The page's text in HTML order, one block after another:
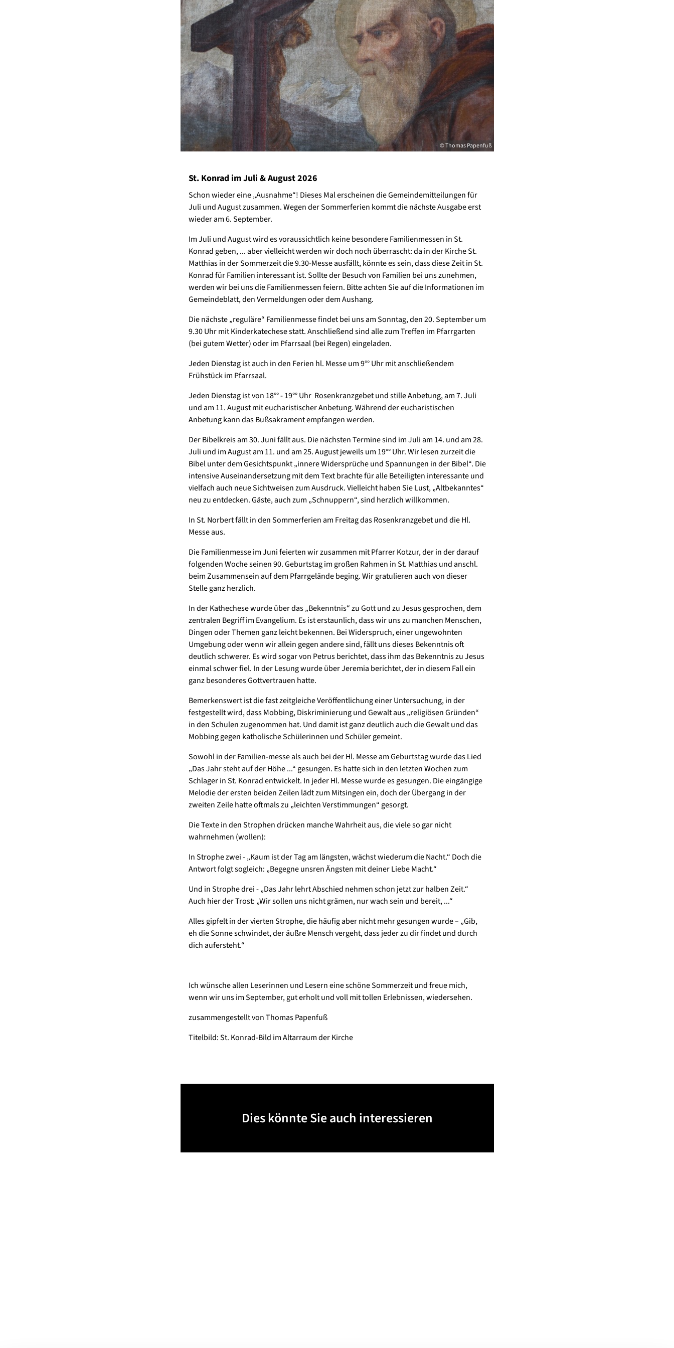
© Thomas Papenfuß
St. Konrad im Juli & August 2026
Schon wieder eine „Ausnahme“! Dieses Mal erscheinen die Gemeindemitteilungen für
Juli und August zusammen. Wegen der Sommerferien kommt die nächste Ausgabe erst
wieder am 6. September.
Im Juli und August wird es voraussichtlich keine besondere Familienmessen in St.
Konrad geben, ... aber vielleicht werden wir doch noch überrascht: da in der Kirche St.
Matthias in der Sommerzeit die 9.30-Messe ausfällt, könnte es sein, dass diese Zeit in St.
Konrad für Familien interessant ist. Sollte der Besuch von Familien bei uns zunehmen,
werden wir bei uns die Familienmessen feiern. Bitte achten Sie auf die Informationen im
Gemeindeblatt, den Vermeldungen oder dem Aushang.
Die nächste „reguläre“ Familienmesse findet bei uns am Sonntag, den 20. September um
9.30 Uhr mit Kinderkatechese statt. Anschließend sind alle zum Treffen im Pfarrgarten
(bei gutem Wetter) oder im Pfarrsaal (bei Regen) eingeladen.
Jeden Dienstag ist auch in den Ferien hl. Messe um 9°° Uhr mit anschließendem
Frühstück im Pfarrsaal.
Jeden Dienstag ist von 18°° - 19°° Uhr Rosenkranzgebet und stille Anbetung, am 7. Juli
und am 11. August mit eucharistischer Anbetung. Während der eucharistischen
Anbetung kann das Bußsakrament empfangen werden.
Der Bibelkreis am 30. Juni fällt aus. Die nächsten Termine sind im Juli am 14. und am 28.
Juli und im August am 11. und am 25. August jeweils um 19°° Uhr. Wir lesen zurzeit die
Bibel unter dem Gesichtspunkt „innere Widersprüche und Spannungen in der Bibel“. Die
intensive Auseinandersetzung mit dem Text brachte für alle Beteiligten interessante und
vielfach auch neue Sichtweisen zum Ausdruck. Vielleicht haben Sie Lust, „Altbekanntes“
neu zu entdecken. Gäste, auch zum „Schnuppern“, sind herzlich willkommen.
In St. Norbert fällt in den Sommerferien am Freitag das Rosenkranzgebet und die Hl.
Messe aus.
Die Familienmesse im Juni feierten wir zusammen mit Pfarrer Kotzur, der in der darauf
folgenden Woche seinen 90. Geburtstag im großen Rahmen in St. Matthias und anschl.
beim Zusammensein auf dem Pfarrgelände beging. Wir gratulieren auch von dieser
Stelle ganz herzlich.
In der Kathechese wurde über das „Bekenntnis“ zu Gott und zu Jesus gesprochen, dem
zentralen Begriff im Evangelium. Es ist erstaunlich, dass wir uns zu manchen Menschen,
Dingen oder Themen ganz leicht bekennen. Bei Widerspruch, einer ungewohnten
Umgebung oder wenn wir allein gegen andere sind, fällt uns dieses Bekenntnis oft
deutlich schwerer. Es wird sogar von Petrus berichtet, dass ihm das Bekenntnis zu Jesus
einmal schwer fiel. In der Lesung wurde über Jeremia berichtet, der in diesem Fall ein
ganz besonderes Gottvertrauen hatte.
Bemerkenswert ist die fast zeitgleiche Veröffentlichung einer Untersuchung, in der
festgestellt wird, dass Mobbing, Diskriminierung und Gewalt aus „religiösen Gründen“
in den Schulen zugenommen hat. Und damit ist ganz deutlich auch die Gewalt und das
Mobbing gegen katholische Schülerinnen und Schüler gemeint.
Sowohl in der Familien-messe als auch bei der Hl. Messe am Geburtstag wurde das Lied
„Das Jahr steht auf der Höhe ...“ gesungen. Es hatte sich in den letzten Wochen zum
Schlager in St. Konrad entwickelt. In jeder Hl. Messe wurde es gesungen. Die eingängige
Melodie der ersten beiden Zeilen lädt zum Mitsingen ein, doch der Übergang in der
zweiten Zeile hatte oftmals zu „leichten Verstimmungen“ gesorgt.
Die Texte in den Strophen drücken manche Wahrheit aus, die viele so gar nicht
wahrnehmen (wollen):
In Strophe zwei - „Kaum ist der Tag am längsten, wächst wiederum die Nacht.“ Doch die
Antwort folgt sogleich: „Begegne unsren Ängsten mit deiner Liebe Macht.“
Und in Strophe drei - „Das Jahr lehrt Abschied nehmen schon jetzt zur halben Zeit.“
Auch hier der Trost: „Wir sollen uns nicht grämen, nur wach sein und bereit, ...“
Alles gipfelt in der vierten Strophe, die häufig aber nicht mehr gesungen wurde – „Gib,
eh die Sonne schwindet, der äußre Mensch vergeht, dass jeder zu dir findet und durch
dich aufersteht.“
Ich wünsche allen Leserinnen und Lesern eine schöne Sommerzeit und freue mich,
wenn wir uns im September, gut erholt und voll mit tollen Erlebnissen, wiedersehen.
zusammengestellt von Thomas Papenfuß
Titelbild: St. Konrad-Bild im Altarraum der Kirche
Dies könnte Sie auch interessieren